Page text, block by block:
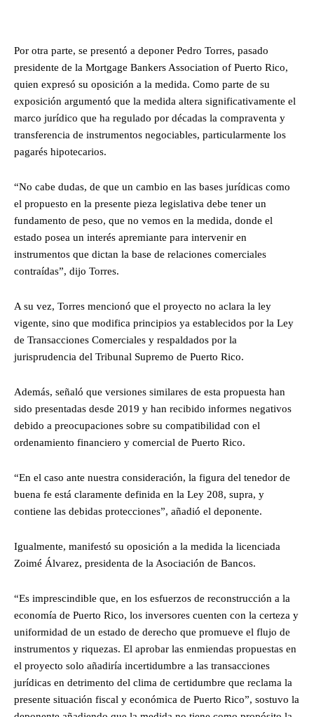
Por otra parte, se presentó a deponer Pedro Torres, pasado
presidente de la Mortgage Bankers Association of Puerto Rico,
quien expresó su oposición a la medida. Como parte de su
exposición argumentó que la medida altera significativamente el
marco jurídico que ha regulado por décadas la compraventa y
transferencia de instrumentos negociables, particularmente los
pagarés hipotecarios.
“No cabe dudas, de que un cambio en las bases jurídicas como
el propuesto en la presente pieza legislativa debe tener un
fundamento de peso, que no vemos en la medida, donde el
estado posea un interés apremiante para intervenir en
instrumentos que dictan la base de relaciones comerciales
contraídas”, dijo Torres.
A su vez, Torres mencionó que el proyecto no aclara la ley
vigente, sino que modifica principios ya establecidos por la Ley
de Transacciones Comerciales y respaldados por la
jurisprudencia del Tribunal Supremo de Puerto Rico.
Además, señaló que versiones similares de esta propuesta han
sido presentadas desde 2019 y han recibido informes negativos
debido a preocupaciones sobre su compatibilidad con el
ordenamiento financiero y comercial de Puerto Rico.
“En el caso ante nuestra consideración, la figura del tenedor de
buena fe está claramente definida en la Ley 208, supra, y
contiene las debidas protecciones”, añadió el deponente.
Igualmente, manifestó su oposición a la medida la licenciada
Zoimé Álvarez, presidenta de la Asociación de Bancos.
“Es imprescindible que, en los esfuerzos de reconstrucción a la
economía de Puerto Rico, los inversores cuenten con la certeza y
uniformidad de un estado de derecho que promueve el flujo de
instrumentos y riquezas. El aprobar las enmiendas propuestas en
el proyecto solo añadiría incertidumbre a las transacciones
jurídicas en detrimento del clima de certidumbre que reclama la
presente situación fiscal y económica de Puerto Rico”, sostuvo la